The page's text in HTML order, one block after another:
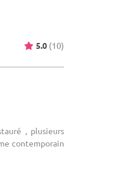
5.0 (10)
, plusieurs
contemporain